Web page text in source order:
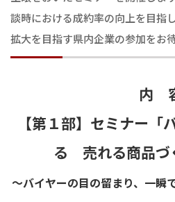
談時における成約率の向上を目指
拡大を目指す県内企業の参加をお
内
【第１部】セミナー「
る 売れる商品づ
～バイヤーの目の留まり、一瞬